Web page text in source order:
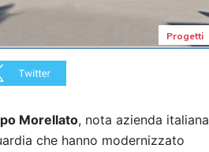
Progetti
Morellato, nota azienda italiana
che hanno modernizzato